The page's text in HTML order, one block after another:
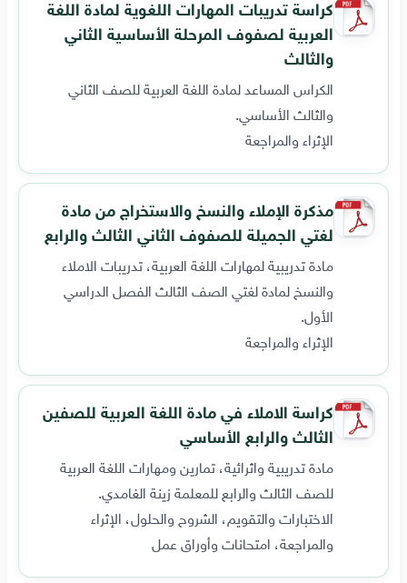
كراسة تدريبات المهارات اللغوية لمادة اللغة
العربية لصفوف المرحلة الأساسية الثاني
والثالث
الكراس المساعد لمادة اللغة العربية للصف الثاني
والثالث الأساسي.
الإثراء والمراجعة
مذكرة الإملاء والنسخ والاستخراج من مادة
لغتي الجميلة للصفوف الثاني الثالث والرابع
مادة تدريبية لمهارات اللغة العربية، تدريبات الاملاء
والنسخ لمادة لغتي الصف الثالث الفصل الدراسي
الأول.
الإثراء والمراجعة
كراسة الاملاء في مادة اللغة العربية للصفين
الثالث والرابع الأساسي
مادة تدريبية واثرائية، تمارين ومهارات اللغة العربية
للصف الثالث والرابع للمعلمة زينة الغامدي.
الاختبارات والتقويم، الشروح والحلول، الإثراء
والمراجعة، امتحانات وأوراق عمل